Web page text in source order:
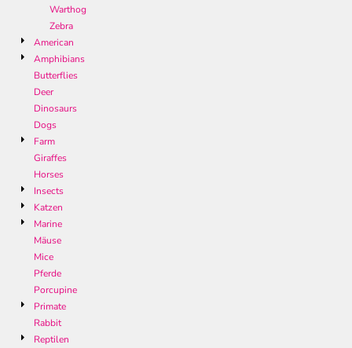
Warthog
Zebra
American
Amphibians
Butterflies
Deer
Dinosaurs
Dogs
Farm
Giraffes
Horses
Insects
Katzen
Marine
Mäuse
Mice
Pferde
Porcupine
Primate
Rabbit
Reptilen